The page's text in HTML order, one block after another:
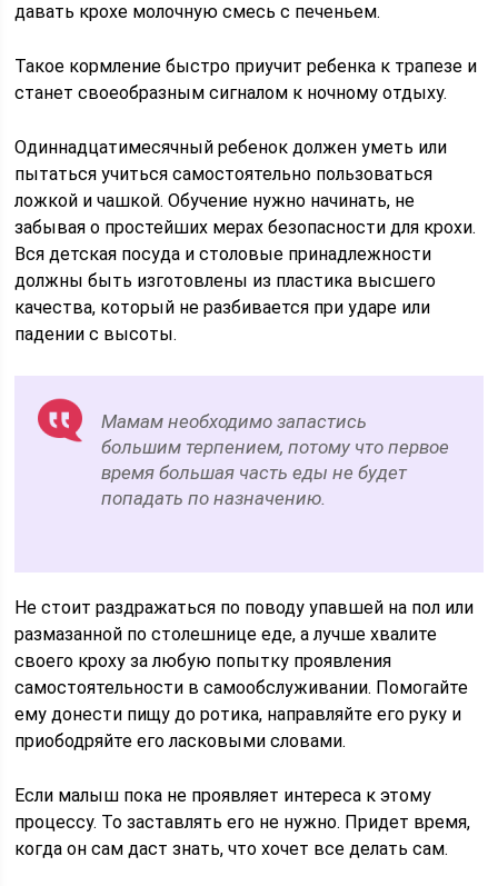
давать крохе молочную смесь с печеньем.
Такое кормление быстро приучит ребенка к трапезе и
станет своеобразным сигналом к ночному отдыху.
Одиннадцатимесячный ребенок должен уметь или
пытаться учиться самостоятельно пользоваться
ложкой и чашкой. Обучение нужно начинать, не
забывая о простейших мерах безопасности для крохи.
Вся детская посуда и столовые принадлежности
должны быть изготовлены из пластика высшего
качества, который не разбивается при ударе или
падении с высоты.
Мамам необходимо запастись
большим терпением, потому что первое
время большая часть еды не будет
попадать по назначению.
Не стоит раздражаться по поводу упавшей на пол или
размазанной по столешнице еде, а лучше хвалите
своего кроху за любую попытку проявления
самостоятельности в самообслуживании. Помогайте
ему донести пищу до ротика, направляйте его руку и
приободряйте его ласковыми словами.
Если малыш пока не проявляет интереса к этому
процессу. То заставлять его не нужно. Придет время,
когда он сам даст знать, что хочет все делать сам.